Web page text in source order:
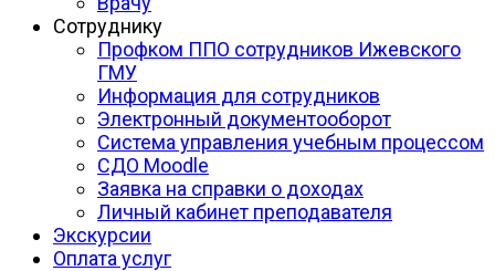
Сотруднику
Профком ППО сотрудников Ижевского
ГМУ
Информация для сотрудников
Электронный документооборот
Система управления учебным процессом
СДО Moodle
Заявка на справки о доходах
Личный кабинет преподавателя
Экскурсии
Оплата услуг